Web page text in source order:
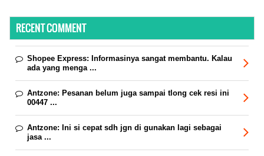
RECENT COMMENT
Shopee Express: Informasinya sangat membantu. Kalau
ada yang menga ...
Antzone: Pesanan belum juga sampai tlong cek resi ini
00447 ...
Antzone: Ini si cepat sdh jgn di gunakan lagi sebagai
jasa ...